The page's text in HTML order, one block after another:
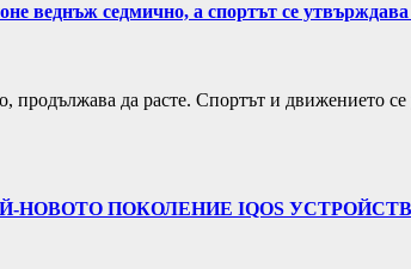
веднъж седмично, а спортът се
продължава да расте. Спортът и движението
НОВОТО ПОКОЛЕНИЕ IQOS